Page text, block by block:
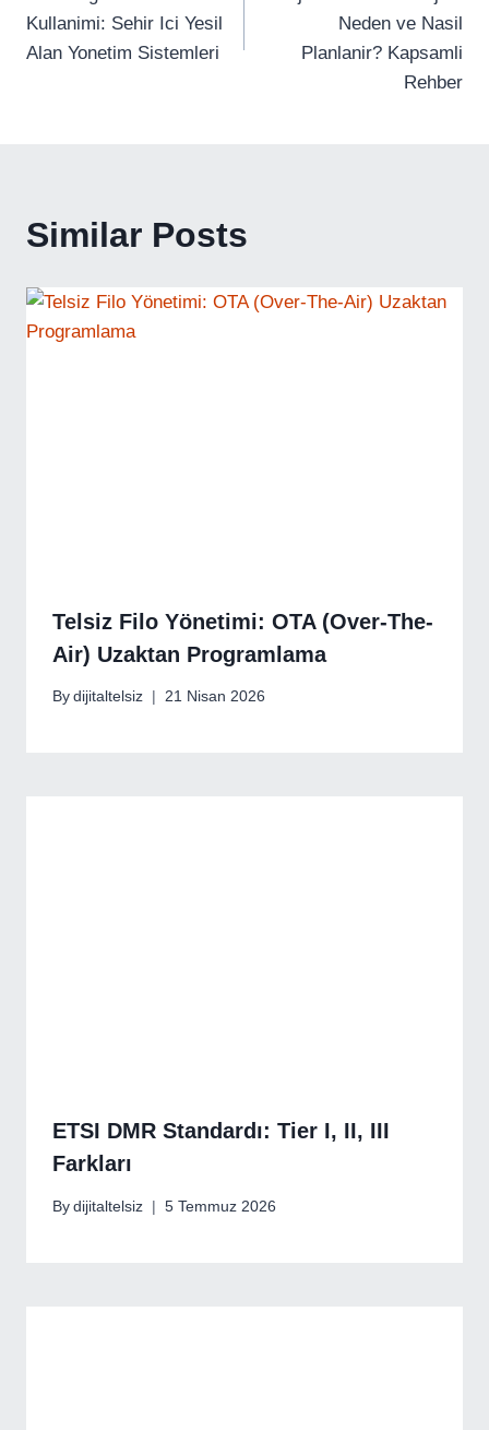
Kullanimi: Sehir Ici Yesil
Alan Yonetim Sistemleri
Neden ve Nasil
Planlanir? Kapsamli
Rehber
Similar Posts
Telsiz Filo Yönetimi: OTA (Over-The-
Air) Uzaktan Programlama
By dijitaltelsiz 21 Nisan 2026
ETSI DMR Standardı: Tier I, II, III
Farkları
By dijitaltelsiz 5 Temmuz 2026